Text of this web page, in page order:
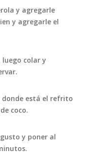
y agregarle
y agregarle el
luego colar y
donde está el refrito
coco.
y poner al